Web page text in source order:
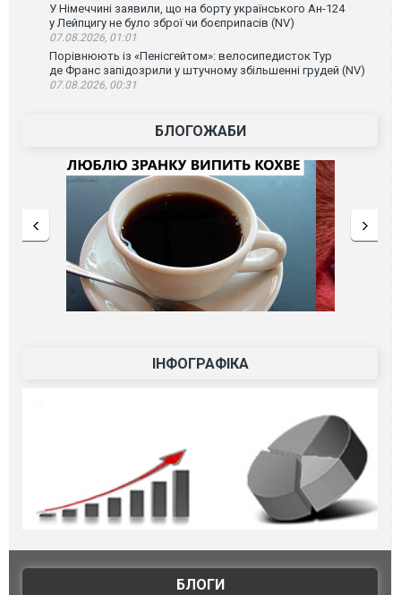
У Німеччині заявили, що на борту українського Ан-124
у Лейпцигу не було зброї чи боєприпасів (NV)
07.08.2026, 01:01
Порівнюють із «Пенісгейтом»: велосипедисток Тур
де Франс запідозрили у штучному збільшенні грудей (NV)
07.08.2026, 00:31
БЛОГОЖАБИ
ІНФОГРАФІКА
БЛОГИ